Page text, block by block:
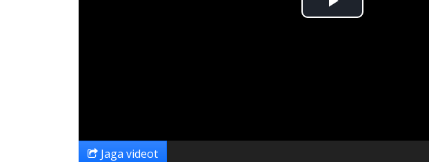
Esita
Jaga videot